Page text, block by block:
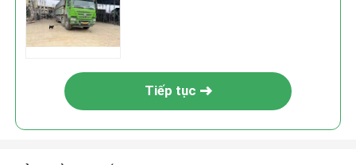
Tiếp tục